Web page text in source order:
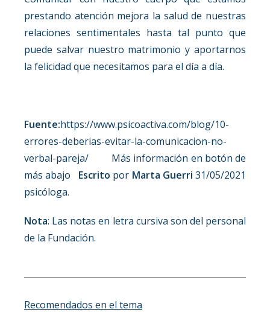
prestando atención mejora la salud de nuestras
relaciones sentimentales hasta tal punto que
puede salvar nuestro matrimonio y aportarnos
la felicidad que necesitamos para el día a día.
Fuente:https://www.psicoactiva.com/blog/10-
errores-deberias-evitar-la-comunicacion-no-
verbal-pareja/ Más información en botón de
más abajo Escrito por Marta Guerri 31/05/2021
psicóloga.
Nota: Las notas en letra cursiva son del personal
de la Fundación.
Recomendados en el tema